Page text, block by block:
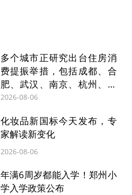
多个城市正研究出台住房消
费提振举措，包括成都、合
肥、武汉、南京、杭州、青
岛、重庆、济南等
2026-08-06
化妆品新国标今天发布，专
家解读新变化
2026-08-06
年满6周岁都能入学！郑州小
学入学政策公布